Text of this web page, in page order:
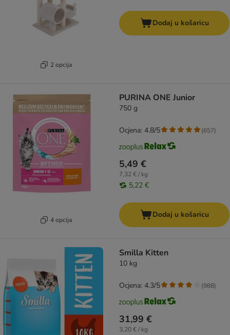
2 opcija
Dodaj u košaricu
4 opcija
PURINA ONE Junior
750 g
5,49 €
7,32 € / kg
5,22 €
Ocjena: 4.8/5 (657)
Dodaj u košaricu
Smilla Kitten
10 kg
31,99 €
3,20 € / kg
Ocjena: 4.3/5 (988)